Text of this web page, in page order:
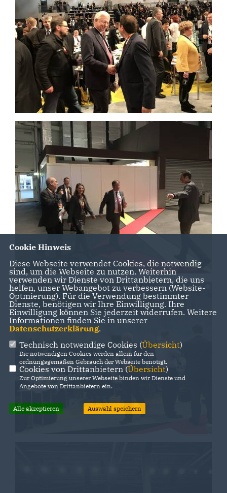
Cookie Hinweis
Diese Webseite verwendet Cookies, die notwendig
sind, um die Webseite zu nutzen. Weiterhin
verwenden wir Dienste von Drittanbietern, die uns
helfen, unser Webangebot zu verbessern (Website-
Optmierung). Für die Verwendung bestimmter
Dienste, benötigen wir Ihre Einwilligung. Ihre
Einwilligung können Sie jederzeit widerrufen. Weitere
Informationen finden Sie in unserer
Datenschutzerklärung.
Technisch notwendige Cookies (Übersicht)
Die notwendigen Cookies werden allein für den
ordnungsgemäßen Gebrauch der Webseite benötigt.
Cookies von Drittanbietern (Übersicht)
Zur Optimierung unserer Webseite binden wir Dienste und
Angebote von Drittanbietern ein.
Alle akzeptieren Auswahl speichern